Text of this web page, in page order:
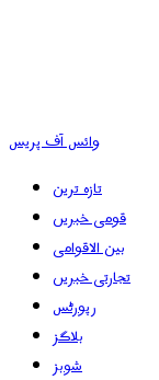
وائس آف پریس
تازہ ترین
قومی خبریں
بین الاقوامی
تجارتی خبریں
رپورٹس
بلاگز
شوبز